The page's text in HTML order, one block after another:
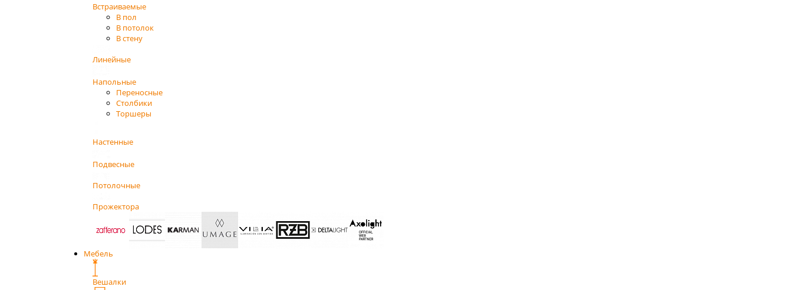
Встраиваемые
В пол
В потолок
В стену
Линейные
Напольные
Переносные
Столбики
Торшеры
Настенные
Подвесные
Потолочные
Прожектора
Мебель
Вешалки